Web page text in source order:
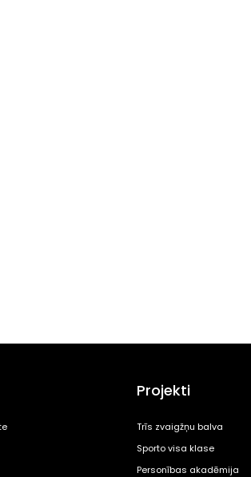
Projekti
Trīs zvaigžņu balva
Sporto visa klase
Personības akadēmija